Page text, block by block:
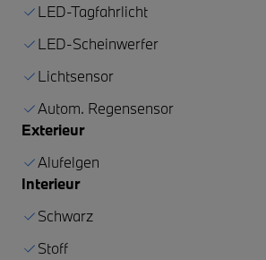
LED-Tagfahrlicht
LED-Scheinwerfer
Lichtsensor
Autom. Regensensor
Exterieur
Alufelgen
Interieur
Schwarz
Stoff